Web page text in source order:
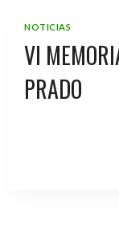
NOTICIAS
VI
PRADO